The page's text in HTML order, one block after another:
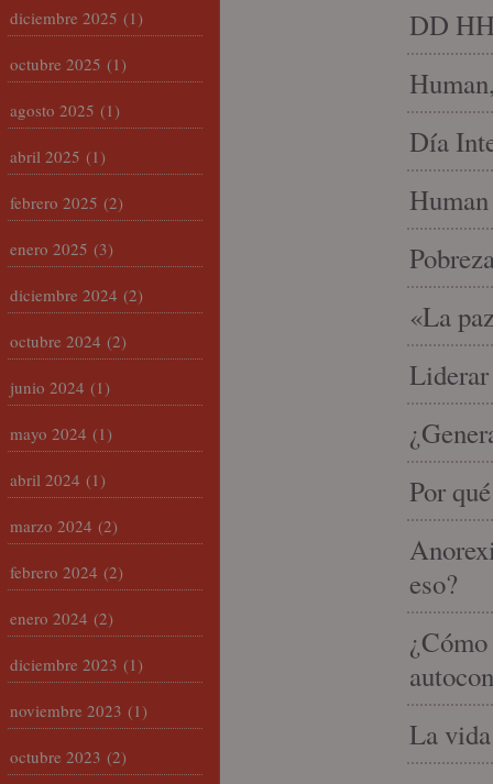
DD
Día
«La
Liderar
Por
eso?
La
diciembre 2025 (1)
octubre 2025 (1)
agosto 2025 (1)
abril 2025 (1)
febrero 2025 (2)
enero 2025 (3)
diciembre 2024 (2)
octubre 2024 (2)
junio 2024 (1)
mayo 2024 (1)
abril 2024 (1)
marzo 2024 (2)
febrero 2024 (2)
enero 2024 (2)
diciembre 2023 (1)
noviembre 2023 (1)
octubre 2023 (2)